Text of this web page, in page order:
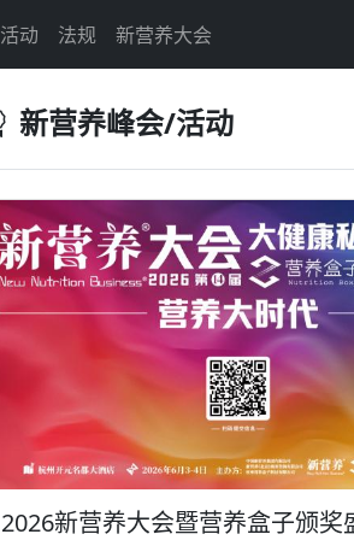
活动 法规 新营养大会
新营养峰会/活动
2026新营养大会暨营养盒子颁奖